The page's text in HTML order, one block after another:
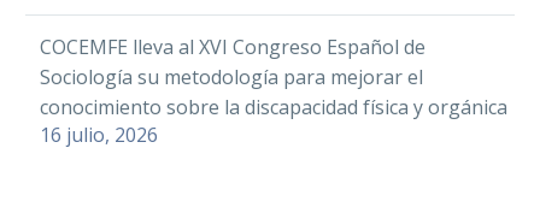
COCEMFE lleva al XVI Congreso Español de
Sociología su metodología para mejorar el
conocimiento sobre la discapacidad física y orgánica
16 julio, 2026